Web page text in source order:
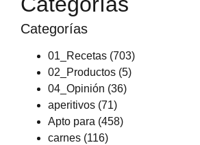
Categorías
01_Recetas (703)
02_Productos (5)
04_Opinión (36)
aperitivos (71)
Apto para (458)
carnes (116)